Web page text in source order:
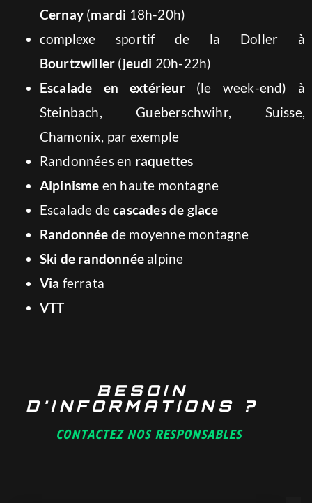
Cernay(mardi 18h-20h)
complexe sportif de la Doller à
Bourtzwiller (jeudi 20h-22h)
Escalade en extérieur(le week-end) à
Steinbach, Gueberschwihr, Suisse,
Chamonix, par exemple
Randonnées en raquettes
Alpinisme en haute montagne
Escalade decascades de glace
Randonnée de moyenne montagne
Ski de randonnéealpine
Via ferrata
VTT
BESOIN
D'INFORMATIONS ?
CONTACTEZ NOS RESPONSABLES